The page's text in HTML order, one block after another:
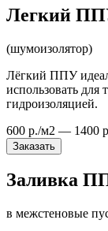
Легкий
(шумоизолятор)
Лёгкий ППУ
использовать для
гидроизоляцией.
600 р./м2 — 1400
Заказать
Заливка
в межстеновые